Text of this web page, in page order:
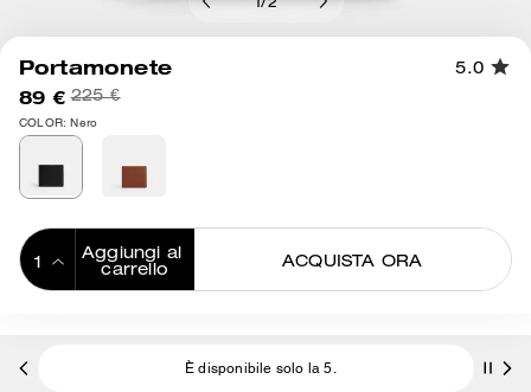
/2
Portamonete 5.0
89 € 225 €
COLOR: Nero
Aggiungi al
carrello
ACQUISTA ORA
È disponibile solo la 5.